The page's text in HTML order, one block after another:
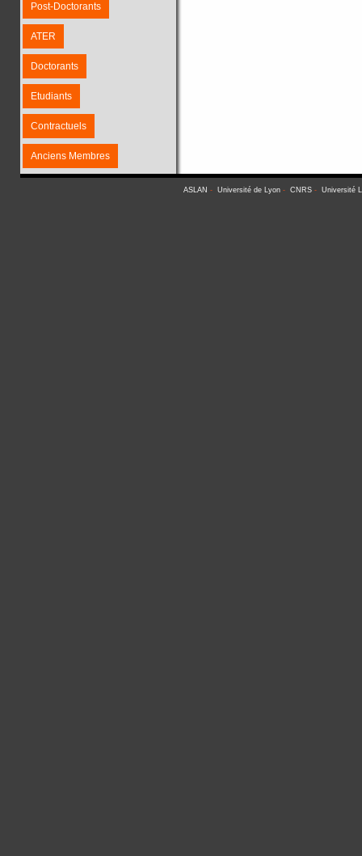
Post-Doctorants
ATER
Doctorants
Etudiants
Contractuels
Anciens Membres
ASLAN - Université de Lyon- CNRS- Université